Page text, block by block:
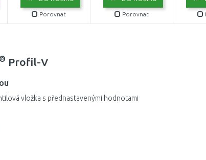
Porovnat Porovnat
® Profil-V
vložka s přednastavenými hodnotami